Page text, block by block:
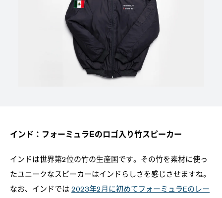
インド：フォーミュラEのロゴ入り竹スピーカー
インドは世界第2位の竹の生産国です。その竹を素材に使っ
たユニークなスピーカーはインドらしさを感じさせますね。
なお、インドでは 2023年2月に初めてフォーミュラEのレー